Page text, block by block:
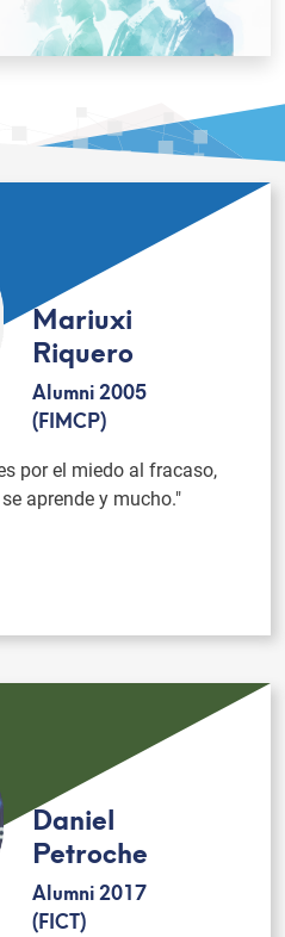
Mariuxi
Riquero
Alumni 2005
(FIMCP)
por el miedo al fracaso,
aprende y mucho."
Daniel
Petroche
Alumni 2017
(FICT)